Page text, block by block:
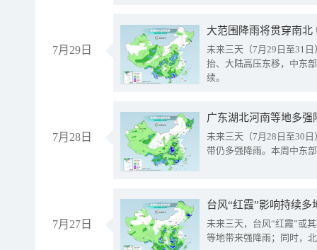
7月29日
大范围降雨将贯穿南
未来三天（7月29日至31
抬、大陆高压东移，中东
续。
7月28日
广东湖北河南等地多
未来三天（7月28日至30
带仍多强降雨。本周中东
7月27日
台风“红霞”影响持续
未来三天，台风“红霞”或
等地带来强降雨；同时，